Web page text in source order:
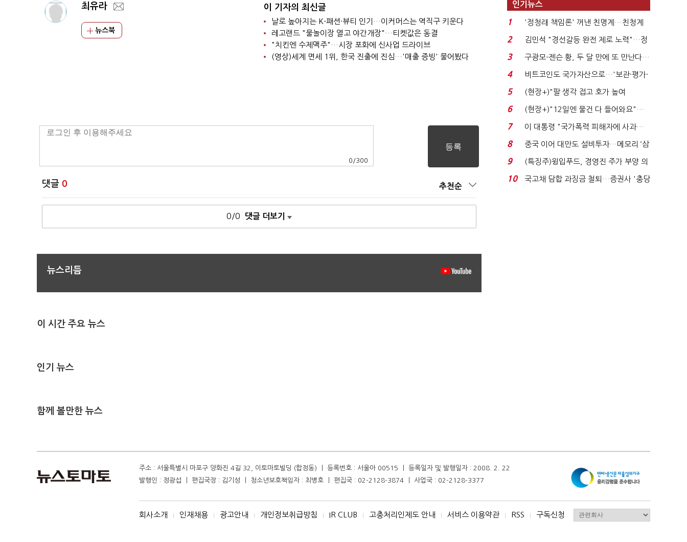
최유라
뉴스북
이 기자의 최신글
날로 높아지는 K-패션·뷰티 인기…이커머스는 역직구 키운다
레고랜드 "물놀이장 열고 야간개장"…티켓값은 동결
"치킨엔 수제맥주"…시장 포화에 신사업 드라이브
(영상)세계 면세 1위, 한국 진출에 진심…'매출 증빙' 물어봤다
0 /300
댓글 0 추천순
0/0 댓글 더보기
뉴스리듬
이 시간 주요 뉴스
인기 뉴스
함께 볼만한 뉴스
인기뉴스
1
'정청래 책임론' 꺼낸 친명계…친청계
는 추가투표 때리기...
2
김민석 "경선갈등 완전 제로 노력"…정
청래 "반명 공세 사...
3
구광모-젠슨 황, 두 달 만에 또 만난다…
로봇·AI 등 논...
4
비트코인도 국가자산으로…'보관·평가·
처분' 기준은 ...
5
(현장+)"팔 생각 접고 호가 높여
요"…'덜 똘똘한 한 채' 20...
6
(현장+)"12일엔 물건 다 들어와요"…
빈 매대 채우며 문 연 ...
7
이 대통령 "국가폭력 피해자에 사과…
적극적 조사로 진...
8
중국 이어 대만도 설비투자…메모리 ‘삼
국전쟁’
9
(특징주)윙입푸드, 경영진 주가 부양 의
지에 상한가...
10
국고채 담합 과징금 철퇴…증권사 '충당
주소 : 서울특별시 마포구 양화진 4길 32, 이토마토빌딩 (합정동) ㅣ 등록번호 : 서울아 00515 ㅣ 등록일자 및 발행일자 : 2008. 2. 22
발행인 : 정광섭 ㅣ 편집국장 : 김기성 ㅣ 청소년보호책임자 : 최병호 ㅣ 편집국 : 02-2128-3874 ㅣ 사업국 : 02-2128-3377
회사소개 I 인재채용 I 광고안내 I 개인정보취급방침 I IR CLUB I 고충처리인제도 안내 I 서비스 이용약관 I RSS I 구독신청